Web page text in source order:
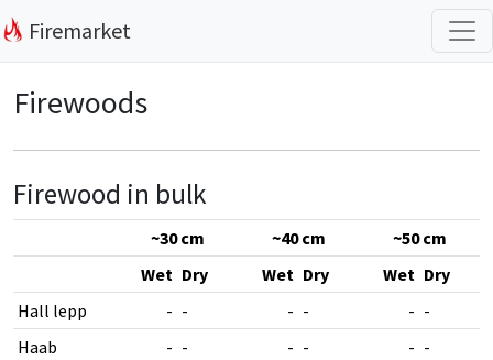
Firemarket
Firewoods
Firewood in bulk
~30 cm ~40 cm
~50 cm
Wet Dry Wet Dry Wet Dry
Hall lepp
- - - - - -
Haab
- - - - - -